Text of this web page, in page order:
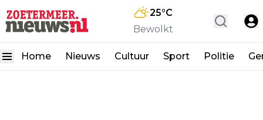
25°C
Bewolkt
Home Nieuws Cultuur Sport Politie